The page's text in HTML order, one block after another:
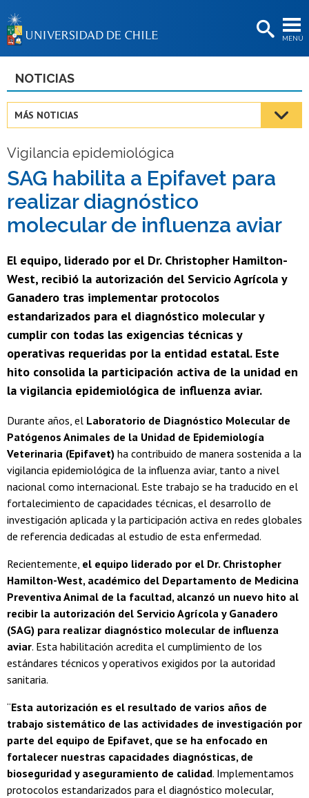
MENÚ
BIBLIOTECAS
Estudiantes
Académicas/os
Funcionarias/os
Egresadas/os
NOTICIAS
MÁS NOTICIAS
Vigilancia epidemiológica
SAG habilita a Epifavet para
realizar diagnóstico
molecular de influenza aviar
El equipo, liderado por el Dr. Christopher Hamilton-
West, recibió la autorización del Servicio Agrícola y
Ganadero tras implementar protocolos
estandarizados para el diagnóstico molecular y
cumplir con todas las exigencias técnicas y
operativas requeridas por la entidad estatal. Este
hito consolida la participación activa de la unidad en
la vigilancia epidemiológica de influenza aviar.
Durante años, el Laboratorio de Diagnóstico Molecular de
Patógenos Animales de la Unidad de Epidemiología
Veterinaria (Epifavet) ha contribuido de manera sostenida a la
vigilancia epidemiológica de la influenza aviar, tanto a nivel
nacional como internacional. Este trabajo se ha traducido en el
fortalecimiento de capacidades técnicas, el desarrollo de
investigación aplicada y la participación activa en redes globales
de referencia dedicadas al estudio de esta enfermedad.
Recientemente, el equipo liderado por el Dr. Christopher
Hamilton-West, académico del Departamento de Medicina
Preventiva Animal de la facultad, alcanzó un nuevo hito al
recibir la autorización del Servicio Agrícola y Ganadero
(SAG) para realizar diagnóstico molecular de influenza
aviar. Esta habilitación acredita el cumplimiento de los
estándares técnicos y operativos exigidos por la autoridad
sanitaria.
“Esta autorización es el resultado de varios años de
trabajo sistemático de las actividades de investigación por
parte del equipo de Epifavet, que se ha enfocado en
fortalecer nuestras capacidades diagnósticas, de
bioseguridad y aseguramiento de calidad. Implementamos
protocolos estandarizados para el diagnóstico molecular,